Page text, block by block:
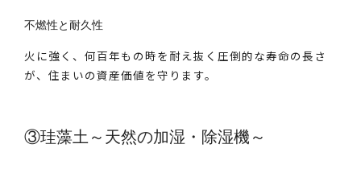
不燃性と耐久性
火に強く、何百年もの時を耐え抜く圧倒的な寿命の長さ
が、住まいの資産価値を守ります。
③珪藻土～天然の加湿・除湿機～